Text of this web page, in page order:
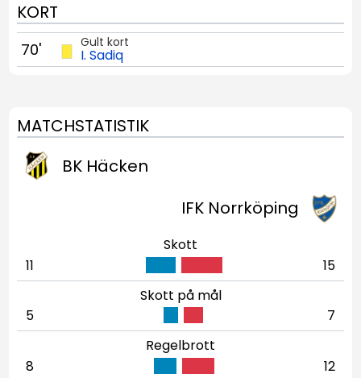
KORT
Gult kort
I. Sadiq
70'
MATCHSTATISTIK
BK Häcken
IFK Norrköping
Skott
11
15
Skott på mål
5
7
Regelbrott
8
12